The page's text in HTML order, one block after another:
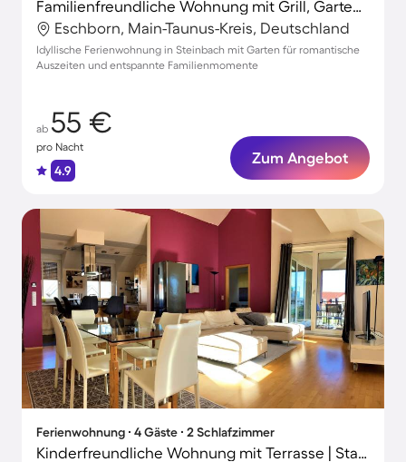
Familienfreundliche Wohnung mit Grill, Garten und Terrasse
Eschborn, Main-Taunus-Kreis, Deutschland
Idyllische Ferienwohnung in Steinbach mit Garten für romantische
Auszeiten und entspannte Familienmomente
ab 55 €
pro Nacht
4.9
Zum Angebot
Ferienwohnung ∙ 4 Gäste ∙ 2 Schlafzimmer
Kinderfreundliche Wohnung mit Terrasse | Stadtblick | Ideal für Homeoffice | Haustierfreundlich